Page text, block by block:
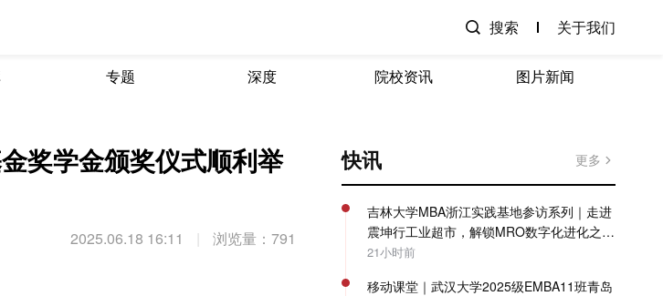
搜索 关于我们
专题 深度 院校资讯 图片新闻
奖学金颁奖仪式顺利举
2025.06.18 16:11 浏览量：791
快讯 更多
吉林大学MBA浙江实践基地参访系列｜走进
震坤行工业超市，解锁MRO数字化进化之
路！
21小时前
移动课堂｜武汉大学2025级EMBA11班青岛